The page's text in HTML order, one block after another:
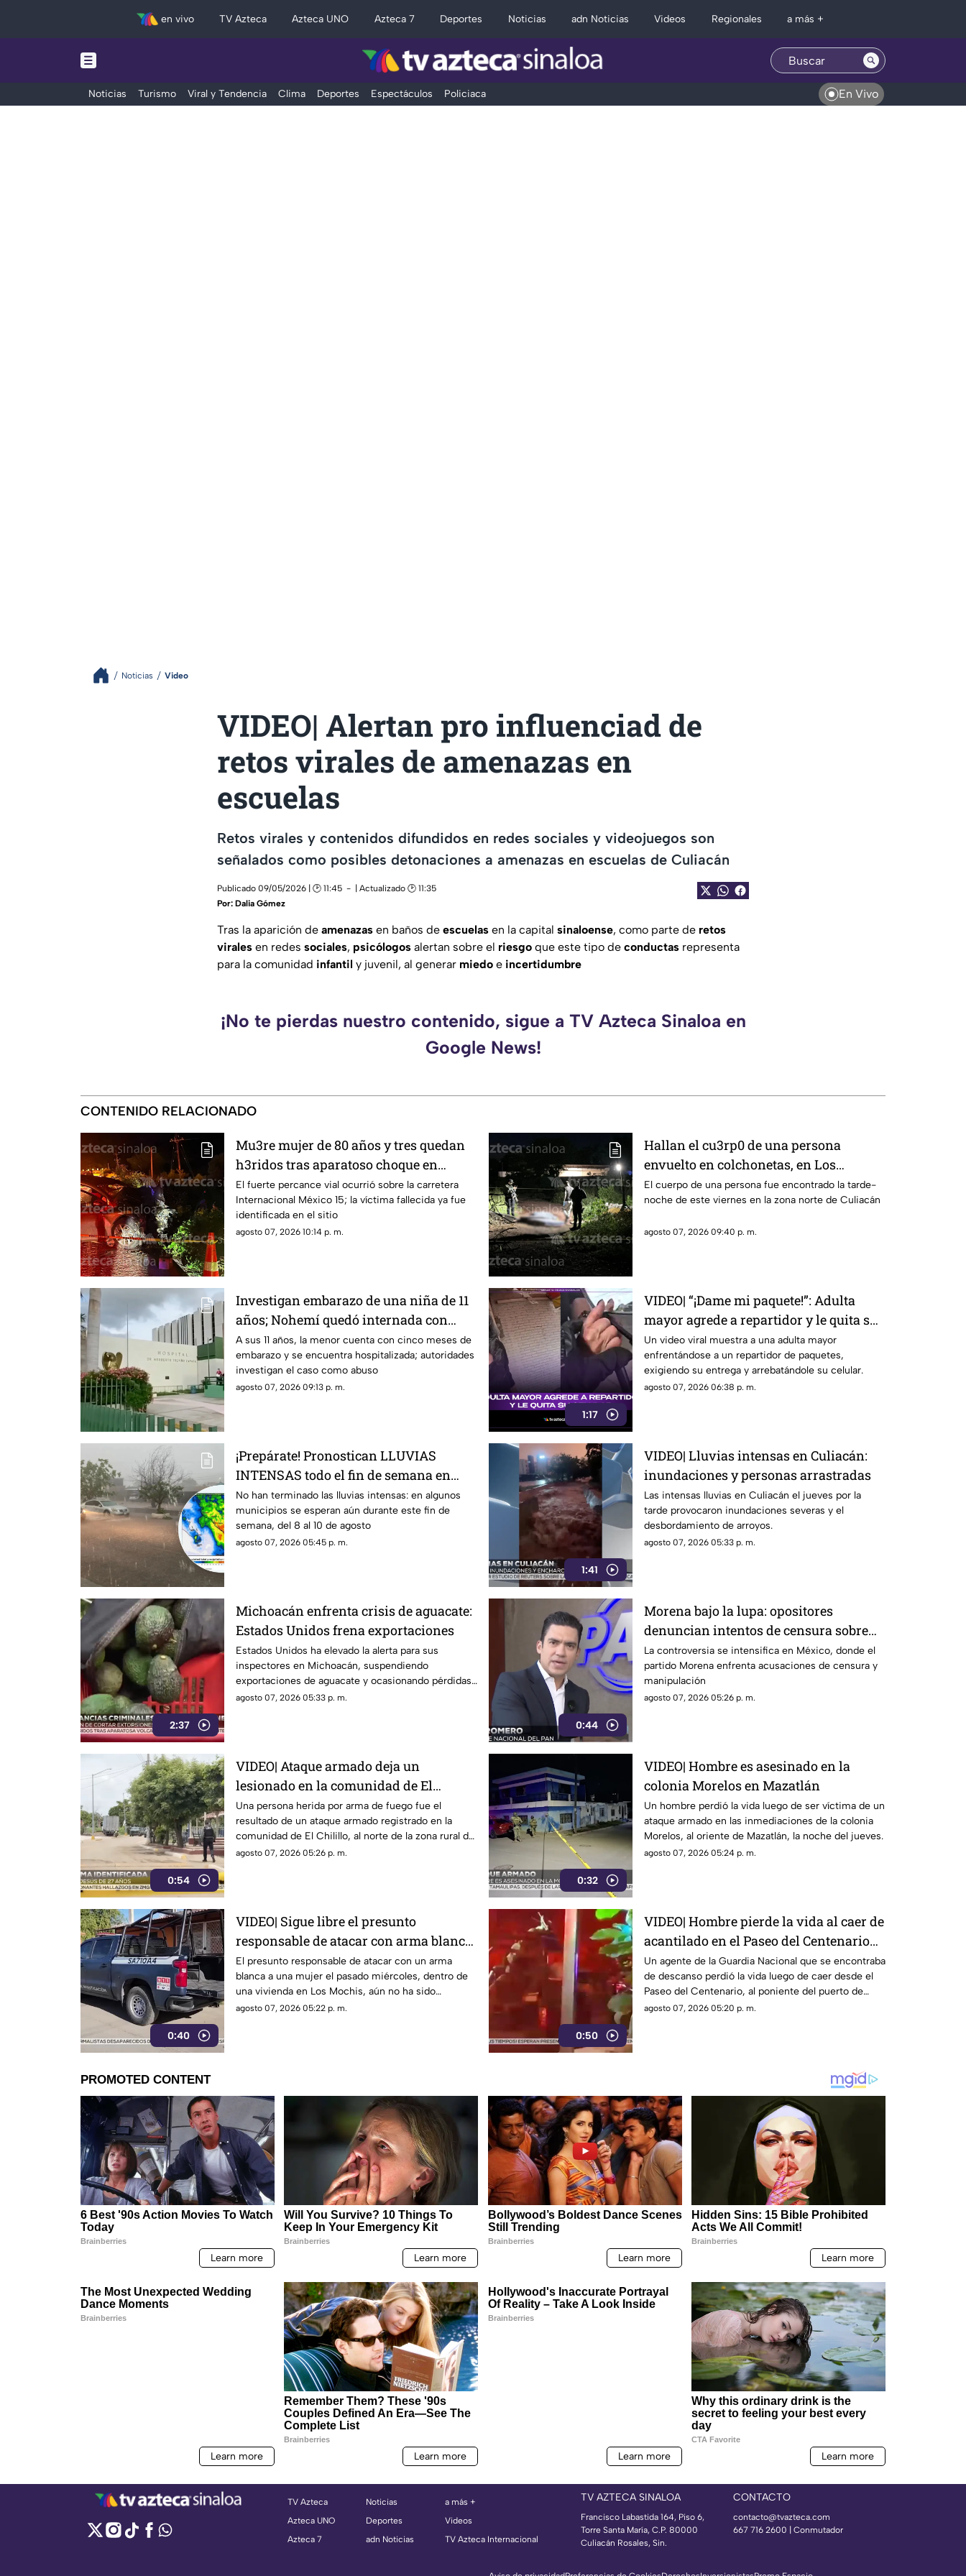
en vivo TV Azteca Azteca UNO Azteca 7 Deportes Noticias adn Noticias Videos Regionales a más +
Noticias Turismo Viral y Tendencia Clima Deportes Espectáculos Policiaca En Vivo
Noticias Video
VIDEO| Alertan pro influenciad de
retos virales de amenazas en
escuelas
Retos virales y contenidos difundidos en redes sociales y videojuegos son
señalados como posibles detonaciones a amenazas en escuelas de Culiacán
Publicado 09/05/2026 | 🕑 11:45
| Actualizado 🕑 11:35
Por: Dalia Gómez
Tras la aparición de amenazas en baños de escuelas en la capital sinaloense, como parte de retos
virales en redes sociales, psicólogos alertan sobre el riesgo que este tipo de conductas representa
para la comunidad infantil y juvenil, al generar miedo e incertidumbre
¡No te pierdas nuestro contenido, sigue a TV Azteca Sinaloa en
Google News!
CONTENIDO RELACIONADO
Mu3re mujer de 80 años y tres quedan
h3ridos tras aparatoso choque en
Limón de los Ramos, Culiacán
El fuerte percance vial ocurrió sobre la carretera
Internacional México 15; la víctima fallecida ya fue
identificada en el sitio
agosto 07, 2026 10:14 p. m.
Hallan el cu3rp0 de una persona
envuelto en colchonetas, en Los
Cerritos, Culiacán
El cuerpo de una persona fue encontrado la tarde-
noche de este viernes en la zona norte de Culiacán
agosto 07, 2026 09:40 p. m.
Investigan embarazo de una niña de 11
años; Nohemí quedó internada con
cinco meses de gestación
A sus 11 años, la menor cuenta con cinco meses de
embarazo y se encuentra hospitalizada; autoridades
investigan el caso como abuso
agosto 07, 2026 09:13 p. m.
1:17
VIDEO| “¡Dame mi paquete!”: Adulta
mayor agrede a repartidor y le quita su
celular
Un video viral muestra a una adulta mayor
enfrentándose a un repartidor de paquetes,
exigiendo su entrega y arrebatándole su celular.
agosto 07, 2026 06:38 p. m.
¡Prepárate! Pronostican LLUVIAS
INTENSAS todo el fin de semana en
estos municipios de Sinaloa
No han terminado las lluvias intensas: en algunos
municipios se esperan aún durante este fin de
semana, del 8 al 10 de agosto
agosto 07, 2026 05:45 p. m.
1:41
VIDEO| Lluvias intensas en Culiacán:
inundaciones y personas arrastradas
Las intensas lluvias en Culiacán el jueves por la
tarde provocaron inundaciones severas y el
desbordamiento de arroyos.
agosto 07, 2026 05:33 p. m.
2:37
Michoacán enfrenta crisis de aguacate:
Estados Unidos frena exportaciones
Estados Unidos ha elevado la alerta para sus
inspectores en Michoacán, suspendiendo
exportaciones de aguacate y ocasionando pérdidas
millonarias
agosto 07, 2026 05:33 p. m.
0:44
Morena bajo la lupa: opositores
denuncian intentos de censura sobre
políticos y crimen organizado
La controversia se intensifica en México, donde el
partido Morena enfrenta acusaciones de censura y
manipulación
agosto 07, 2026 05:26 p. m.
0:54
VIDEO| Ataque armado deja un
lesionado en la comunidad de El
Chilillo en Mazatlán
Una persona herida por arma de fuego fue el
resultado de un ataque armado registrado en la
comunidad de El Chilillo, al norte de la zona rural de
Mazatlán.
agosto 07, 2026 05:26 p. m.
0:32
VIDEO| Hombre es asesinado en la
colonia Morelos en Mazatlán
Un hombre perdió la vida luego de ser víctima de un
ataque armado en las inmediaciones de la colonia
Morelos, al oriente de Mazatlán, la noche del jueves.
agosto 07, 2026 05:24 p. m.
0:40
VIDEO| Sigue libre el presunto
responsable de atacar con arma blanca
a una mujer en Los Mochis
El presunto responsable de atacar con un arma
blanca a una mujer el pasado miércoles, dentro de
una vivienda en Los Mochis, aún no ha sido
detenido, informó la Fiscalía General del Estado.
agosto 07, 2026 05:22 p. m.
0:50
VIDEO| Hombre pierde la vida al caer de
acantilado en el Paseo del Centenario
en Mazatlán
Un agente de la Guardia Nacional que se encontraba
de descanso perdió la vida luego de caer desde el
Paseo del Centenario, al poniente del puerto de
Mazatlán, la noche del jueves.
agosto 07, 2026 05:20 p. m.
TV Azteca
Azteca UNO
Azteca 7
Noticias
Deportes
adn Noticias
a más +
Videos
TV Azteca Internacional
TV AZTECA SINALOA
Francisco Labastida 164, Piso 6,
Torre Santa María, C.P. 80000
Culiacán Rosales, Sin.
CONTACTO
contacto@tvazteca.com
667 716 2600 | Conmutador